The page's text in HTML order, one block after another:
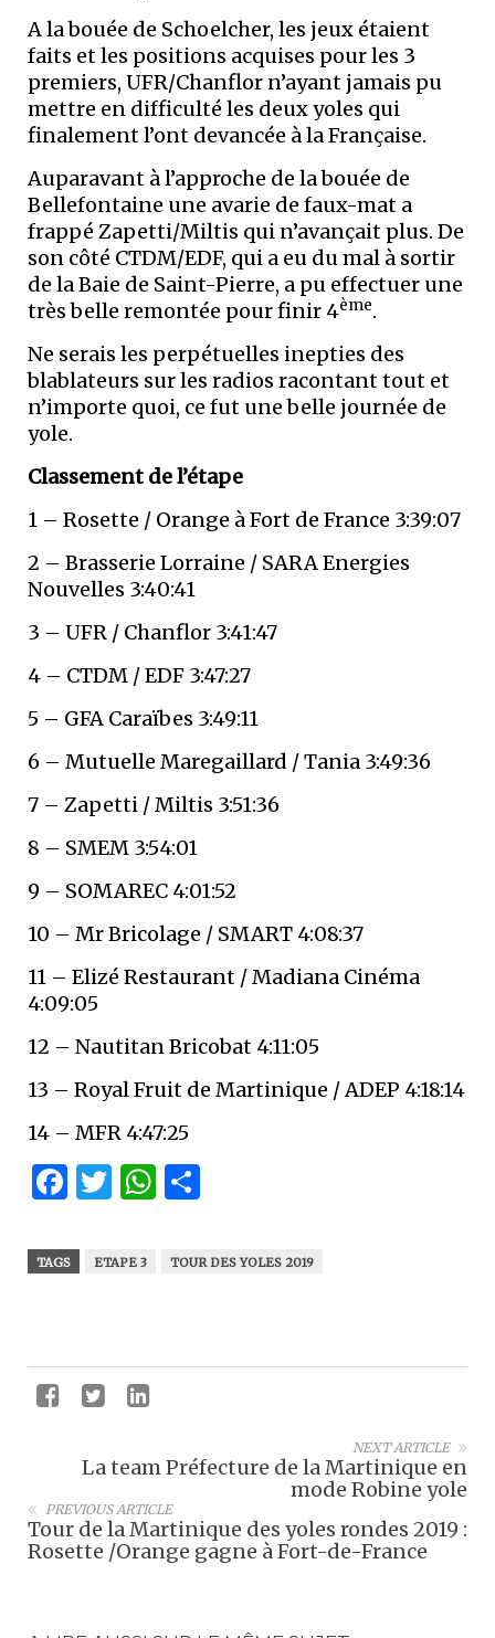
A la bouée de Schoelcher, les jeux étaient
faits et les positions acquises pour les 3
premiers, UFR/Chanflor n’ayant jamais pu
mettre en difficulté les deux yoles qui
finalement l’ont devancée à la Française.
Auparavant à l’approche de la bouée de
Bellefontaine une avarie de faux-mat a
frappé Zapetti/Miltis qui n’avançait plus. De
son côté CTDM/EDF, qui a eu du mal à sortir
de la Baie de Saint-Pierre, a pu effectuer une
très belle remontée pour finir 4ème.
Ne serais les perpétuelles inepties des
blablateurs sur les radios racontant tout et
n’importe quoi, ce fut une belle journée de
yole.
Classement de l’étape
1 – Rosette / Orange à Fort de France 3:39:07
2 – Brasserie Lorraine / SARA Energies
Nouvelles 3:40:41
3 – UFR / Chanflor 3:41:47
4 – CTDM / EDF 3:47:27
5 – GFA Caraïbes 3:49:11
6 – Mutuelle Maregaillard / Tania 3:49:36
7 – Zapetti / Miltis 3:51:36
8 – SMEM 3:54:01
9 – SOMAREC 4:01:52
10 – Mr Bricolage / SMART 4:08:37
11 – Elizé Restaurant / Madiana Cinéma
4:09:05
12 – Nautitan Bricobat 4:11:05
13 – Royal Fruit de Martinique / ADEP 4:18:14
14 – MFR 4:47:25
Facebook
Twitter
WhatsApp
TAGS ETAPE 3 TOUR DES YOLES 2019
NEXT ARTICLE
La team Préfecture de la Martinique en
mode Robine yole
PREVIOUS ARTICLE
Tour de la Martinique des yoles rondes 2019 :
Rosette /Orange gagne à Fort-de-France